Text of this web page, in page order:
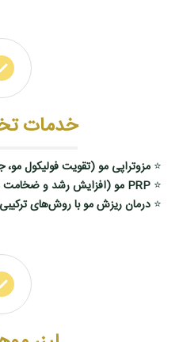
خدمات
⭐مزوتراپی مو (تقویت فولیکول
⭐PRP مو (افزایش رشد و ضخامت مو)
⭐درمان ریزش مو با روش‌های ترکیبی